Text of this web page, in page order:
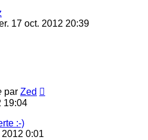
17 oct. 2012 20:39
par Zed
19:04
:-)
0:01